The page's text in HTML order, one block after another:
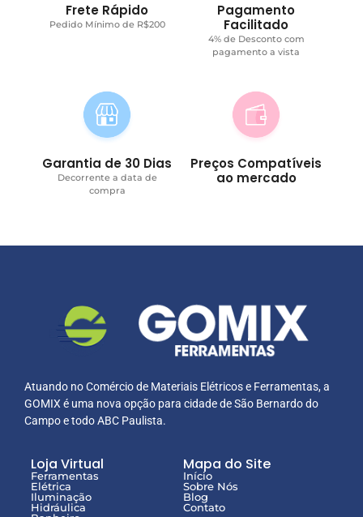
Frete Rápido
Pedido Mínimo de R$200
Pagamento
Facilitado
4% de Desconto com
pagamento a vista
Garantia de 30 Dias
Decorrente a data de
compra
Preços Compatíveis
ao mercado
Atuando no Comércio de Materiais Elétricos e Ferramentas, a
GOMIX é uma nova opção para cidade de São Bernardo do
Campo e todo ABC Paulista.
Loja Virtual
Ferramentas
Elétrica
Iluminação
Hidráulica
Mapa do Site
Início
Sobre Nós
Blog
Contato